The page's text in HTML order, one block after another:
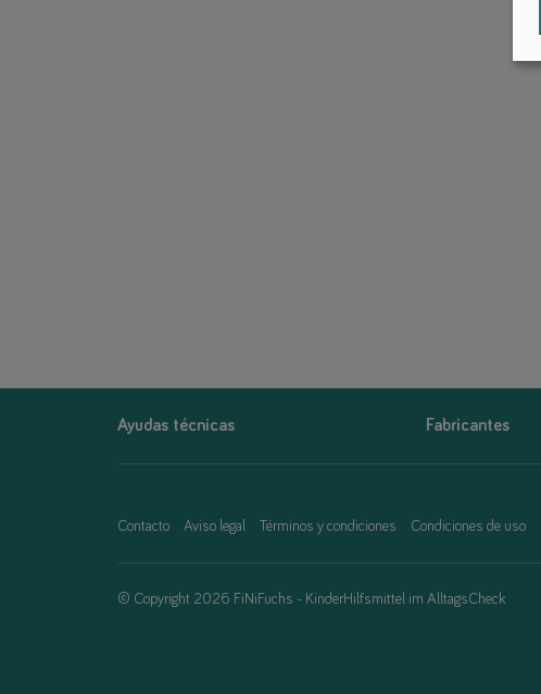
Ayudas técnicas Fabricantes
Contacto Aviso legal Términos y condiciones Condiciones de uso
© Copyright 2026 FiNiFuchs - KinderHilfsmittel im AlltagsCheck